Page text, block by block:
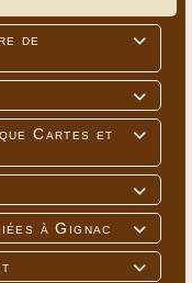

de


Cartes et


à Gignac
